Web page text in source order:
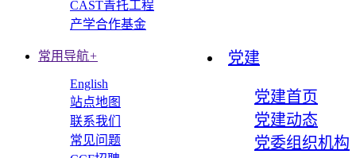
CAST青托工程
产学合作基金
党建
党建首页
党建动态
党委组织机构
常用导航+
English
站点地图
联系我们
常见问题